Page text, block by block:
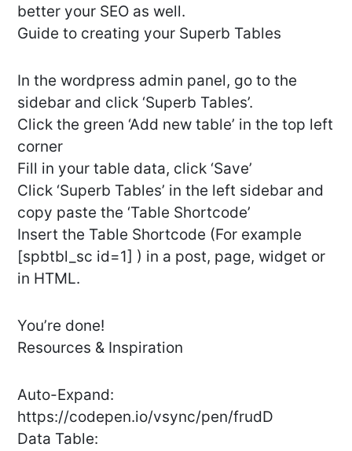
better your SEO as well.
Guide to creating your Superb Tables
In the wordpress admin panel, go to the
sidebar and click ‘Superb Tables’.
Click the green ‘Add new table’ in the top left
corner
Fill in your table data, click ‘Save’
Click ‘Superb Tables’ in the left sidebar and
copy paste the ‘Table Shortcode’
Insert the Table Shortcode (For example
[spbtbl_sc id=1] ) in a post, page, widget or
in HTML.
You’re done!
Resources & Inspiration
Auto-Expand:
https://codepen.io/vsync/pen/frudD
Data Table: